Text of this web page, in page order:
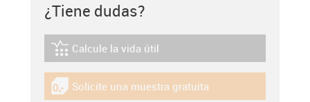
¿Tiene dudas?
igus-icon-lebensdauerrechner
Calcule la vida útil
igus-icon-gratismuster
Solicite una muestra gratuita